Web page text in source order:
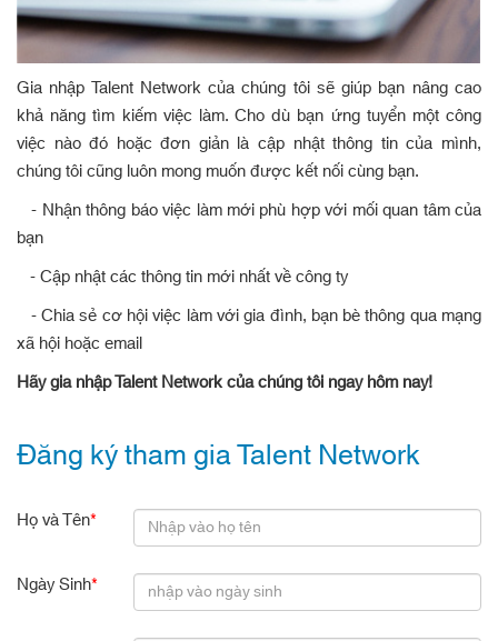
Gia nhập Talent Network của chúng tôi sẽ giúp bạn nâng cao
khả năng tìm kiếm việc làm. Cho dù bạn ứng tuyển một công
việc nào đó hoặc đơn giản là cập nhật thông tin của mình,
chúng tôi cũng luôn mong muốn được kết nối cùng bạn.
- Nhận thông báo việc làm mới phù hợp với mối quan tâm của
bạn
- Cập nhật các thông tin mới nhất về công ty
- Chia sẻ cơ hội việc làm với gia đình, bạn bè thông qua mạng
xã hội hoặc email
Hãy gia nhập Talent Network của chúng tôi ngay hôm nay!
Đăng ký tham gia Talent Network
Họ và Tên*
Ngày Sinh*